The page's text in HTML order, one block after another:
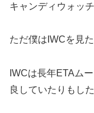
キャンディウォッ
ただ僕はIWCを見
IWCは長年ETAム
良していたりもした